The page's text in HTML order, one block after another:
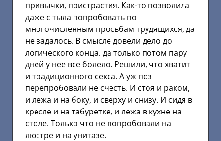
привычки, пристрастия. Как-то позволила
даже с тыла попробовать по
многочисленным просьбам трудящихся, да
не задалось. В смысле довели дело до
логического конца, да только потом пару
дней у нее все болело. Решили, что хватит
и традиционного секса. А уж поз
перепробовали не счесть. И стоя и раком,
и лежа и на боку, и сверху и снизу. И сидя в
кресле и на табуретке, и лежа в кухне на
столе. Только что не попробовали на
люстре и на унитазе.